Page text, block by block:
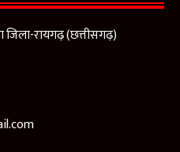
जिला-रायगढ़ (छत्तीसगढ़)